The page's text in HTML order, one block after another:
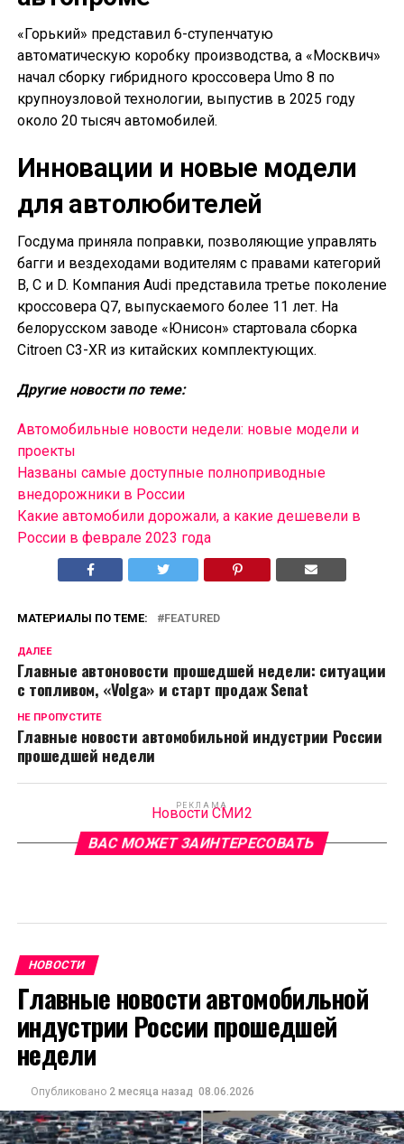
«Горький» представил 6-ступенчатую
автоматическую коробку производства, а «Москвич»
начал сборку гибридного кроссовера Umo 8 по
крупноузловой технологии, выпустив в 2025 году
около 20 тысяч автомобилей.
Инновации и новые модели
для автолюбителей
Госдума приняла поправки, позволяющие управлять
багги и вездеходами водителям с правами категорий
B, C и D. Компания Audi представила третье поколение
кроссовера Q7, выпускаемого более 11 лет. На
белорусском заводе «Юнисон» стартовала сборка
Citroen C3-XR из китайских комплектующих.
Другие новости по теме:
Автомобильные новости недели: новые модели и
проекты
Названы самые доступные полноприводные
внедорожники в России
Какие автомобили дорожали, а какие дешевели в
России в феврале 2023 года
МАТЕРИАЛЫ ПО ТЕМЕ: FEATURED
ДАЛЕЕ
Главные автоновости прошедшей недели: ситуации
с топливом, «Volga» и старт продаж Senat
НЕ ПРОПУСТИТЕ
Главные новости автомобильной индустрии России
прошедшей недели
РЕКЛАМА
Новости СМИ2
ВАС МОЖЕТ ЗАИНТЕРЕСОВАТЬ
НОВОСТИ
Главные новости автомобильной
индустрии России прошедшей
недели
Опубликовано 2 месяца назад 08.06.2026